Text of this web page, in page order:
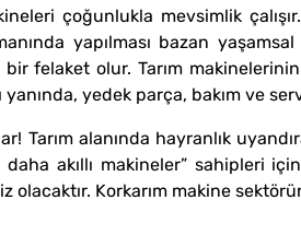
çoğunlukla mevsimlik
yapılması bazan
bir felaket olur. Tarım
yanında, yedek parça, bakım ve
Tarım alanında hayranlık
daha akıllı makineler” sahipleri
olacaktır. Korkarım makine